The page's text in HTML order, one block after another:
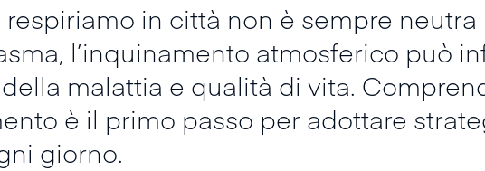
respiriamo in città non è sempre
l’inquinamento atmosferico può
malattia e qualità di vita.
è il primo passo per adottare
giorno.